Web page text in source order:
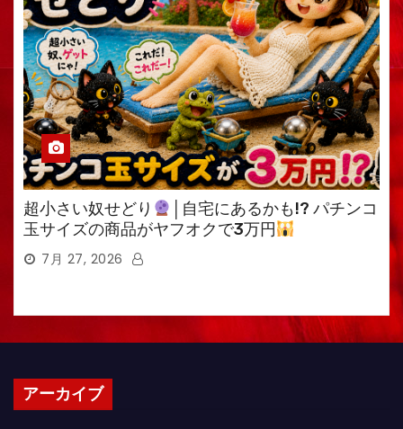
超小さい奴せどり
│自宅にあるかも!? パチンコ
玉サイズの商品がヤフオクで3万円
7月 27, 2026
アーカイブ